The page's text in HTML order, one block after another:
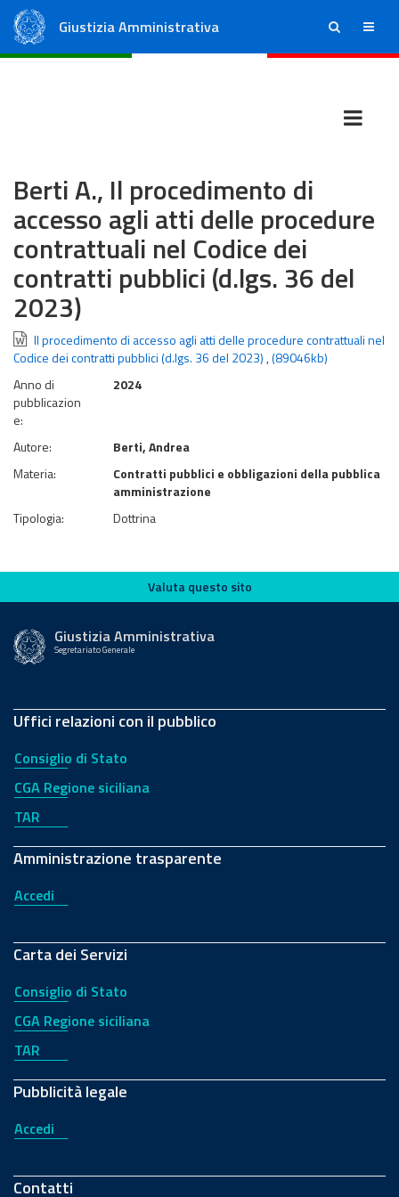
Giustizia Amministrativa ricerca menu
Berti A., Il procedimento di
accesso agli atti delle procedure
contrattuali nel Codice dei
contratti pubblici (d.lgs. 36 del
2023)
Il procedimento di accesso agli atti delle procedure contrattuali nel
Codice dei contratti pubblici (d.lgs. 36 del 2023) ,(89046kb)
Anno di
pubblicazion
e:
2024
Autore:
Berti, Andrea
Materia:
Contratti pubblici e obbligazioni della pubblica
amministrazione
Tipologia:
Dottrina
Valuta questo sito
Valuta questo sito
Giustizia Amministrativa
Segretariato Generale
Uffici relazioni con il pubblico
Consiglio di Stato
CGA Regione siciliana
TAR
Amministrazione trasparente
Accedi
Carta dei Servizi
Consiglio di Stato
CGA Regione siciliana
TAR
Pubblicità legale
Accedi
Contatti